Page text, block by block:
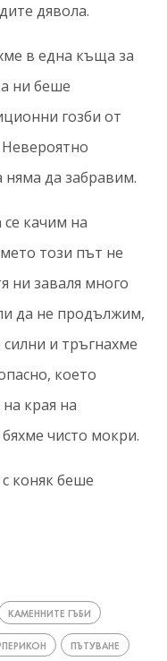
дявола.
в една къща за
ни беше
гозби от
няма да забравим.
качим на
този път не
ни заваля много
да не продължим,
и тръгнахме
което
края на
чисто мокри.
коняк беше
КАМЕННИТЕ ГЪБИ
ПЪТУВАНЕ